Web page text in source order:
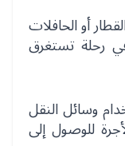
أو الحافلات
رحلة تستغرق
وسائل النقل
للوصول إلى